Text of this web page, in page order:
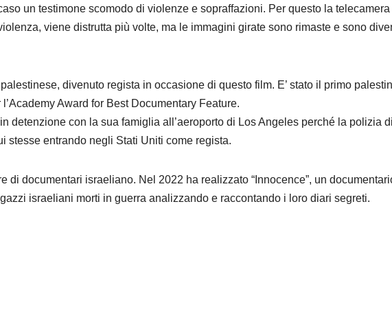
un testimone scomodo di violenze e sopraffazioni. Per questo la telecamera
viene distrutta più volte, ma le immagini girate sono rimaste e sono
divenuto regista in occasione di questo film. E’ stato il primo
Award for Best Documentary Feature.
detenzione con la sua famiglia all’aeroporto di Los Angeles perché la polizia di
stesse entrando negli Stati Uniti come regista.
di documentari israeliano. Nel 2022 ha realizzato “Innocence”, un
israeliani morti in guerra analizzando e raccontando i loro diari segreti.